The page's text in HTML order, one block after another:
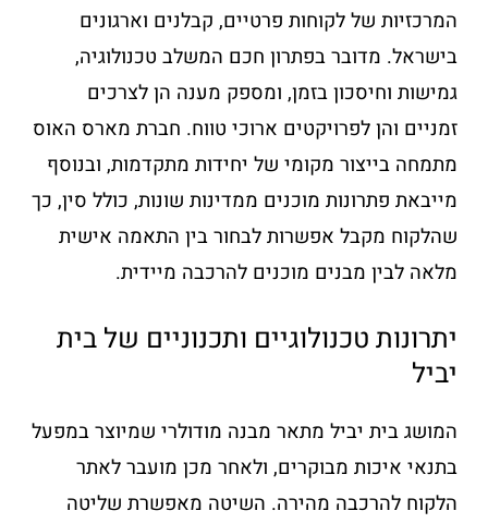
המרכזיות של לקוחות פרטיים, קבלנים וארגונים
בישראל. מדובר בפתרון חכם המשלב טכנולוגיה,
גמישות וחיסכון בזמן, ומספק מענה הן לצרכים
זמניים והן לפרויקטים ארוכי טווח. חברת מארס האוס
מתמחה בייצור מקומי של יחידות מתקדמות, ובנוסף
מייבאת פתרונות מוכנים ממדינות שונות, כולל סין, כך
שהלקוח מקבל אפשרות לבחור בין התאמה אישית
מלאה לבין מבנים מוכנים להרכבה מיידית.
יתרונות טכנולוגיים ותכנוניים של בית
יביל
המושג בית יביל מתאר מבנה מודולרי שמיוצר במפעל
בתנאי איכות מבוקרים, ולאחר מכן מועבר לאתר
הלקוח להרכבה מהירה. השיטה מאפשרת שליטה